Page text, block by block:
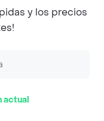
y los precios
actual